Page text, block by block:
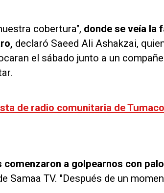
cobertura", donde se veía la
declaró Saeed Ali Ashakzai,
el sábado junto a un
de radio comunitaria de
a golpearnos con
Samaa TV. "Después de un